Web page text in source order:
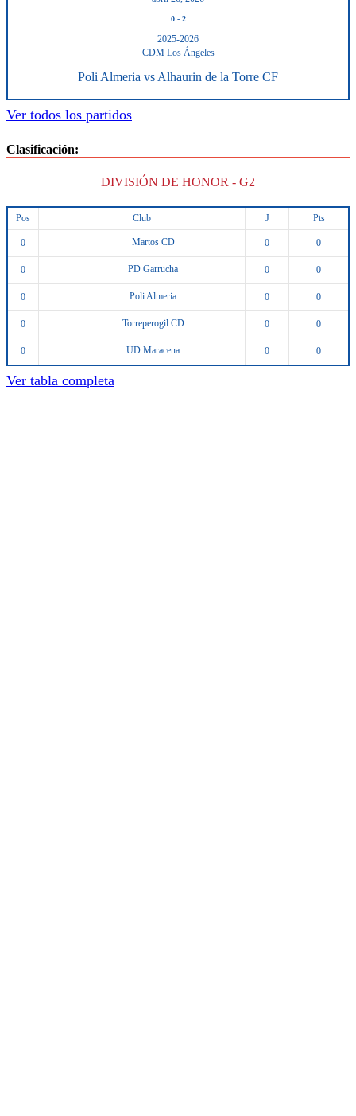
0- 2
2025-2026
CDM Los Ángeles
Poli Almeria vs Alhaurin de la Torre CF
Ver todos los partidos
Clasificación:
DIVISIÓN DE HONOR - G2
Pos Club J Pts
0 Martos CD 0 0
0 PD Garrucha 0 0
0 Poli Almeria 0 0
0 Torreperogil CD 0 0
0 UD Maracena 0 0
Ver tabla completa